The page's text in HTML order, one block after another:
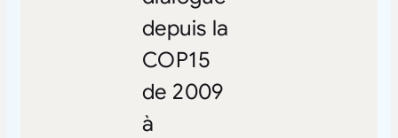
depuis la
COP15
de 2009
à